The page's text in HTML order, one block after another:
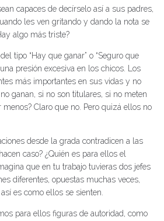
capaces de decírselo así a sus padres,
les ven gritando y dando la nota se
algo más triste?
tipo “Hay que ganar” o “Seguro que
presión excesiva en los chicos. Los
más importantes en sus vidas y no
ganan, si no son titulares, si no meten
Claro que no. Pero quizá ellos no
desde la grada contradicen a las
caso? ¿Quién es para ellos el
que en tu trabajo tuvieras dos jefes
diferentes, opuestas muchas veces,
es como ellos se sienten.
para ellos figuras de autoridad, como